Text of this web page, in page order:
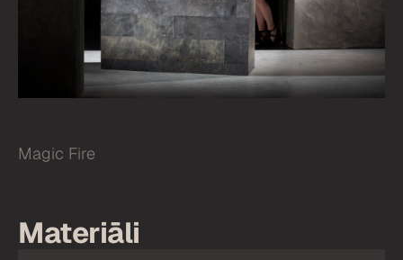
Magic Fire
Materiāli